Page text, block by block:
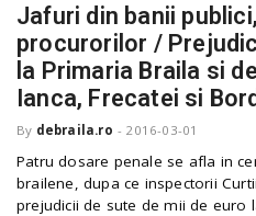
Jafuri din banii
procurorilor /
la Primaria Braila si
Ianca, Frecatei si
By debraila.ro - 2016-03-01
Patru dosare penale se afla in
brailene, dupa ce inspectorii
prejudicii de sute de mii de euro